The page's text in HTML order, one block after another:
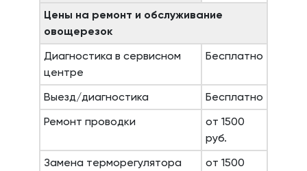
Цены на ремонт и обслуживание
овощерезок
Диагностика в сервисном
центре
Бесплатно
Выезд/диагностика
Бесплатно
Ремонт проводки
от 1500
руб.
Замена терморегулятора
от 1500